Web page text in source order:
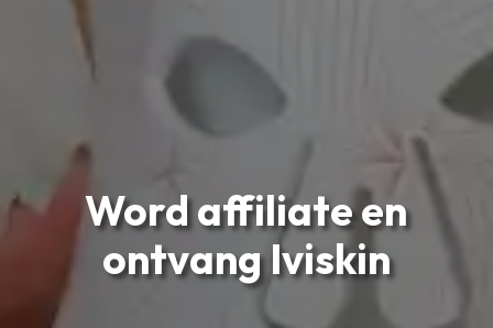
Word affiliate en
ontvang Iviskin